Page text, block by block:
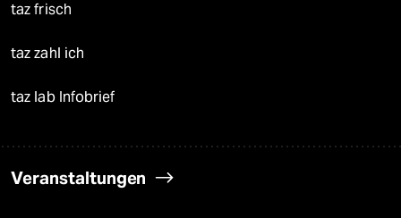
taz frisch
taz zahl ich
taz lab Infobrief
Veranstaltungen